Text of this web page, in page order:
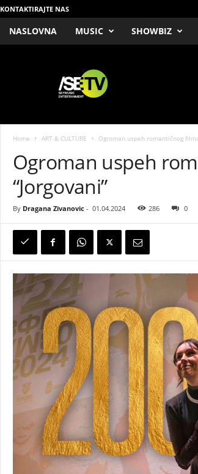
KONTAKTIRAJTE NAS
NASLOVNA MUSIC SHOWBIZ
Home ART & CULTURE Ogroman uspeh romantičnog
Ogroman uspeh
“Jorgovani”
By Dragana Zivanovic- 01.04.2024 286 0